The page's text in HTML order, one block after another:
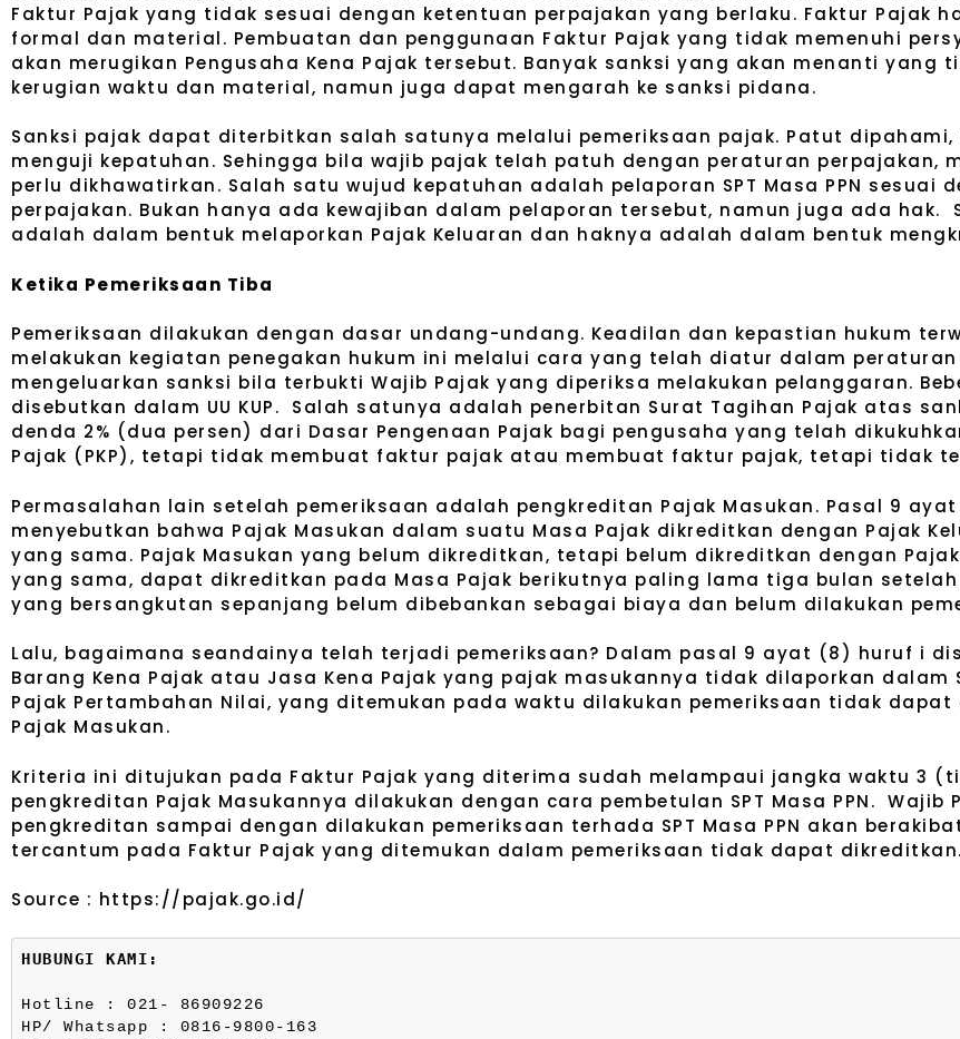
Faktur Pajak yang tidak sesuai dengan ketentuan perpajakan yang berlaku. Faktur Pajak
formal dan material. Pembuatan dan penggunaan Faktur Pajak yang tidak memenuhi
akan merugikan Pengusaha Kena Pajak tersebut. Banyak sanksi yang akan menanti yang
kerugian waktu dan material, namun juga dapat mengarah ke sanksi pidana.
Sanksi pajak dapat diterbitkan salah satunya melalui pemeriksaan pajak. Patut
menguji kepatuhan. Sehingga bila wajib pajak telah patuh dengan peraturan perpajakan,
perlu dikhawatirkan. Salah satu wujud kepatuhan adalah pelaporan SPT Masa PPN sesuai
perpajakan. Bukan hanya ada kewajiban dalam pelaporan tersebut, namun juga ada hak.
adalah dalam bentuk melaporkan Pajak Keluaran dan haknya adalah dalam bentuk
Ketika Pemeriksaan Tiba
Pemeriksaan dilakukan dengan dasar undang-undang. Keadilan dan kepastian hukum
melakukan kegiatan penegakan hukum ini melalui cara yang telah diatur dalam
mengeluarkan sanksi bila terbukti Wajib Pajak yang diperiksa melakukan pelanggaran.
disebutkan dalam UU KUP. Salah satunya adalah penerbitan Surat Tagihan Pajak atas
denda 2% (dua persen) dari Dasar Pengenaan Pajak bagi pengusaha yang telah
Pajak (PKP), tetapi tidak membuat faktur pajak atau membuat faktur pajak, tetapi tidak
Permasalahan lain setelah pemeriksaan adalah pengkreditan Pajak Masukan. Pasal 9 ayat
menyebutkan bahwa Pajak Masukan dalam suatu Masa Pajak dikreditkan dengan Pajak
yang sama. Pajak Masukan yang belum dikreditkan, tetapi belum dikreditkan dengan
yang sama, dapat dikreditkan pada Masa Pajak berikutnya paling lama tiga bulan setelah
yang bersangkutan sepanjang belum dibebankan sebagai biaya dan belum dilakukan
Lalu, bagaimana seandainya telah terjadi pemeriksaan? Dalam pasal 9 ayat (8) huruf i
Barang Kena Pajak atau Jasa Kena Pajak yang pajak masukannya tidak dilaporkan dalam
Pajak Pertambahan Nilai, yang ditemukan pada waktu dilakukan pemeriksaan tidak
Pajak Masukan.
Kriteria ini ditujukan pada Faktur Pajak yang diterima sudah melampaui jangka waktu 3
pengkreditan Pajak Masukannya dilakukan dengan cara pembetulan SPT Masa PPN. Wajib
pengkreditan sampai dengan dilakukan pemeriksaan terhada SPT Masa PPN akan
tercantum pada Faktur Pajak yang ditemukan dalam pemeriksaan tidak dapat dikreditkan.
Source : https://pajak.go.id/
HUBUNGI KAMI:
Hotline : 021- 86909226
HP/ Whatsapp : 0816-9800-163